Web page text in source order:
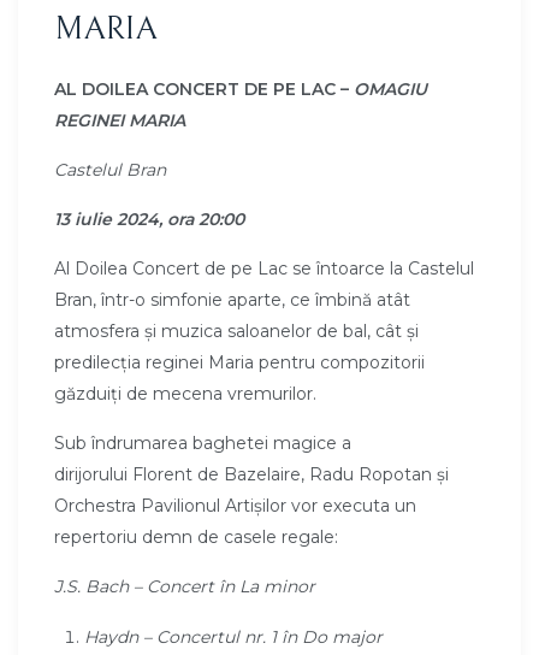
MARIA
AL DOILEA CONCERT DE PE LAC – OMAGIU
REGINEI MARIA
Castelul Bran
13 iulie 2024, ora 20:00
Al Doilea Concert de pe Lac se întoarce la Castelul
Bran, într-o simfonie aparte, ce îmbină atât
atmosfera și muzica saloanelor de bal, cât și
predilecția reginei Maria pentru compozitorii
găzduiți de mecena vremurilor.
Sub îndrumarea baghetei magice a
dirijorului Florent de Bazelaire, Radu Ropotan și
Orchestra Pavilionul Artișilor vor executa un
repertoriu demn de casele regale:
J.S. Bach – Concert în La minor
Haydn – Concertul nr. 1 în Do major